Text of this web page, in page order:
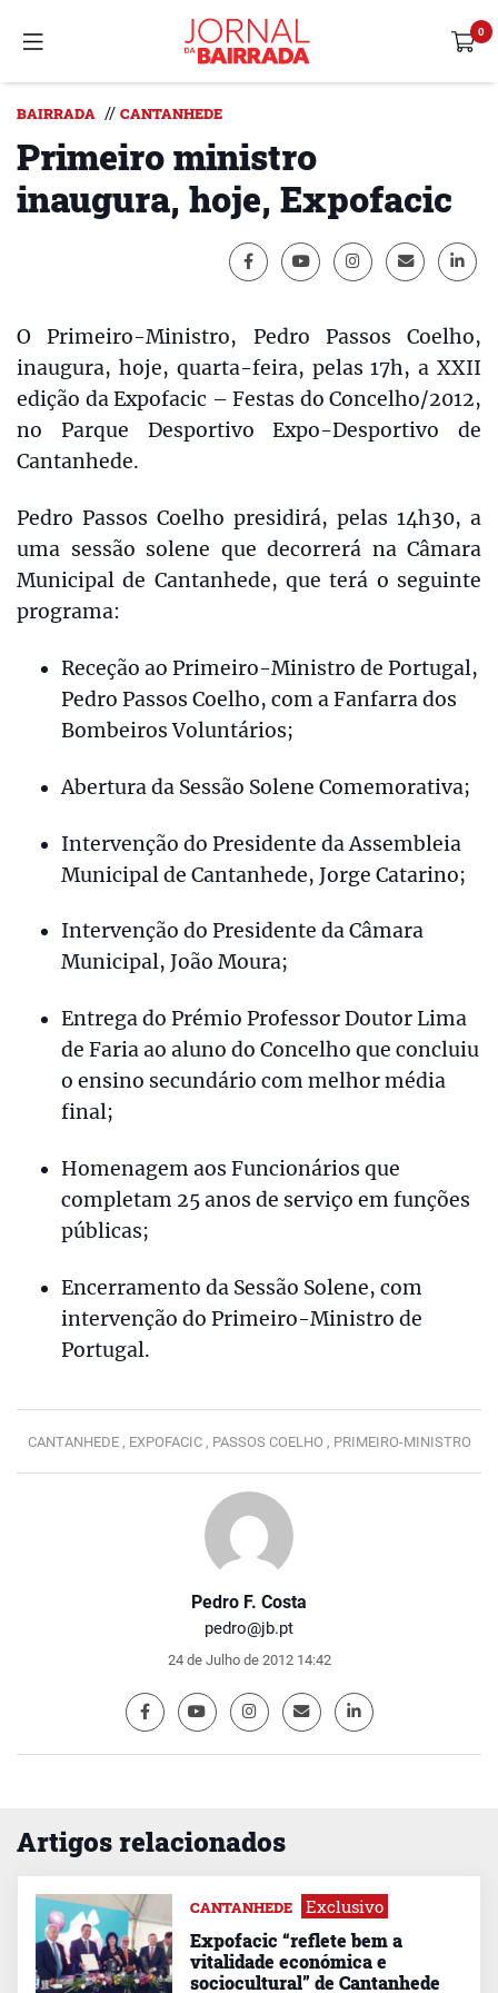
Pedro F. Costa
pedro@jb.pt
24 de Julho de 2012 14:42
BAIRRADA // CANTANHEDE
Primeiro ministro
inaugura, hoje, Expofacic
O Primeiro-Ministro, Pedro Passos Coelho,
inaugura, hoje, quarta-feira, pelas 17h, a XXII
edição da Expofacic – Festas do Concelho/2012,
no Parque Desportivo Expo-Desportivo de
Cantanhede.
Pedro Passos Coelho presidirá, pelas 14h30, a
uma sessão solene que decorrerá na Câmara
Municipal de Cantanhede, que terá o seguinte
programa:
Receção ao Primeiro-Ministro de Portugal,
Pedro Passos Coelho, com a Fanfarra dos
Bombeiros Voluntários;
Abertura da Sessão Solene Comemorativa;
Intervenção do Presidente da Assembleia
Municipal de Cantanhede, Jorge Catarino;
Intervenção do Presidente da Câmara
Municipal, João Moura;
Entrega do Prémio Professor Doutor Lima
de Faria ao aluno do Concelho que concluiu
o ensino secundário com melhor média
final;
Homenagem aos Funcionários que
completam 25 anos de serviço em funções
públicas;
Encerramento da Sessão Solene, com
intervenção do Primeiro-Ministro de
Portugal.
CANTANHEDE , EXPOFACIC , PASSOS COELHO , PRIMEIRO-MINISTRO
Artigos relacionados
CANTANHEDE Exclusivo
Expofacic “reflete bem a
vitalidade económica e
sociocultural” de Cantanhede